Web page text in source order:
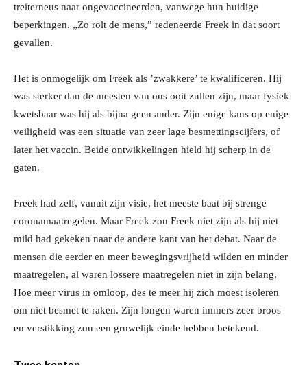
treiterneus naar ongevaccineerden, vanwege hun huidige
beperkingen. „Zo rolt de mens,” redeneerde Freek in dat soort
gevallen.
Het is onmogelijk om Freek als ’zwakkere’ te kwalificeren. Hij
was sterker dan de meesten van ons ooit zullen zijn, maar fysiek
kwetsbaar was hij als bijna geen ander. Zijn enige kans op enige
veiligheid was een situatie van zeer lage besmettingscijfers, of
later het vaccin. Beide ontwikkelingen hield hij scherp in de
gaten.
Freek had zelf, vanuit zijn visie, het meeste baat bij strenge
coronamaatregelen. Maar Freek zou Freek niet zijn als hij niet
mild had gekeken naar de andere kant van het debat. Naar de
mensen die eerder en meer bewegingsvrijheid wilden en minder
maatregelen, al waren lossere maatregelen niet in zijn belang.
Hoe meer virus in omloop, des te meer hij zich moest isoleren
om niet besmet te raken. Zijn longen waren immers zeer broos
en verstikking zou een gruwelijk einde hebben betekend.